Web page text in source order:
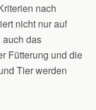
nach
nicht nur auf
das
Fütterung und die
Tier werden